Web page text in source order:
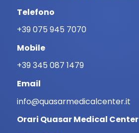
Telefono
+39 075 945 7070
Mobile
+39 345 087 1479
Email
info@quasarmedicalcenter.it
Orari Quasar Medical Center